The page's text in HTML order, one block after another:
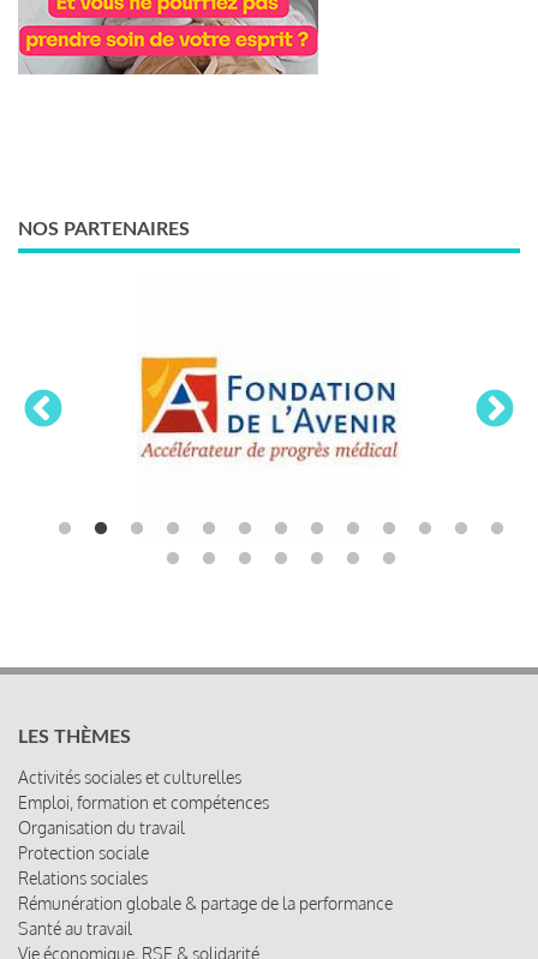
NOS PARTENAIRES
LES THÈMES
Activités sociales et culturelles
Emploi, formation et compétences
Organisation du travail
Protection sociale
Relations sociales
Rémunération globale & partage de la performance
Santé au travail
Vie économique, RSE & solidarité